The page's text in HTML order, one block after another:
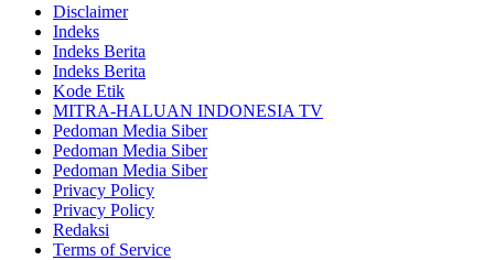
Disclaimer
Indeks
Indeks Berita
Indeks Berita
Kode Etik
MITRA-HALUAN INDONESIA TV
Pedoman Media Siber
Pedoman Media Siber
Pedoman Media Siber
Privacy Policy
Privacy Policy
Redaksi
Terms of Service